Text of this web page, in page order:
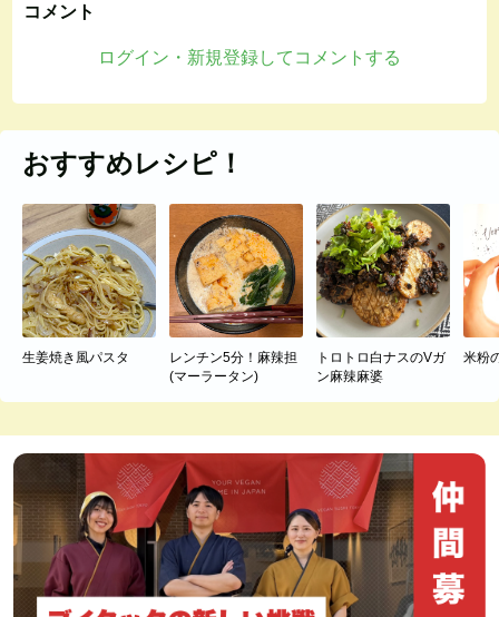
コメント
ログイン・新規登録してコメントする
おすすめレシピ！
生姜焼き風パスタ
レンチン5分！麻辣担
(マーラータン)
トロトロ白ナスのVガ
ン麻辣麻婆
米粉